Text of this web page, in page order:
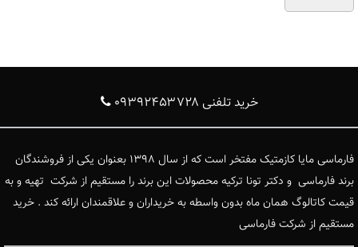
خرید تلفنی ۰۹۳۹۲۴۵۳۷۲۸
فارماسی مایا کازمتیک مفتخر است که از سال ۱۳۹۸ بعنوان یکی از فروشندگان
برند فارماسی و دکتر تونا ترکیه محصولات این برند را مستقیم از شرکت تهیه و به
قیمت کاتالوگ همان ماه بدون واسطه به خریداران و علاقمندان ارائه کند . خرید
مستقیم از شرکت فارماسی